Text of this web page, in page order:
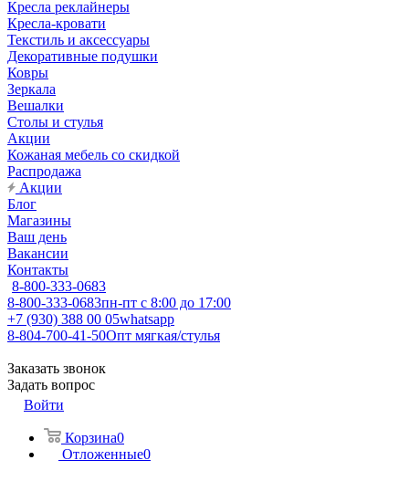
Кресла реклайнеры
Кресла-кровати
Текстиль и аксессуары
Декоративные подушки
Ковры
Зеркала
Вешалки
Столы и стулья
Акции
Кожаная мебель со скидкой
Распродажа
Акции
Блог
Магазины
Ваш день
Вакансии
Контакты
8-800-333-0683
8-800-333-0683пн-пт с 8:00 до 17:00
+7 (930) 388 00 05whatsapp
8-804-700-41-50Опт мягкая/стулья
Заказать звонок
Задать вопрос
Войти
Корзина0
Отложенные0